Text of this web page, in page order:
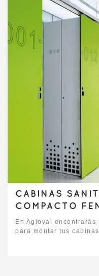
CABINAS
COMPACTO
En Agloval
para montar tus